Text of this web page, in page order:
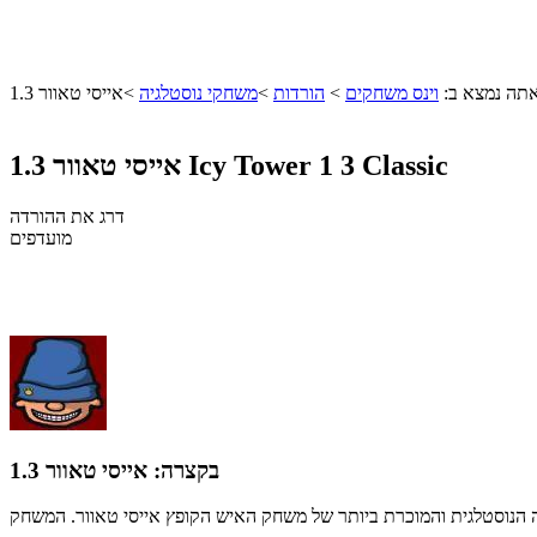
נמצא ב: וינס משחקים > הורדות >משחקי נוסטלגיה >אייסי טאוור 1.3
Icy Tower 1 3 Classic
דרג את ההורדה
מועדפים
בקצרה: אייסי טאוור 1.3